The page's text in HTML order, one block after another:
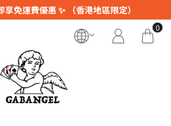
免運費優惠 ✨ （香港地區限定）
0